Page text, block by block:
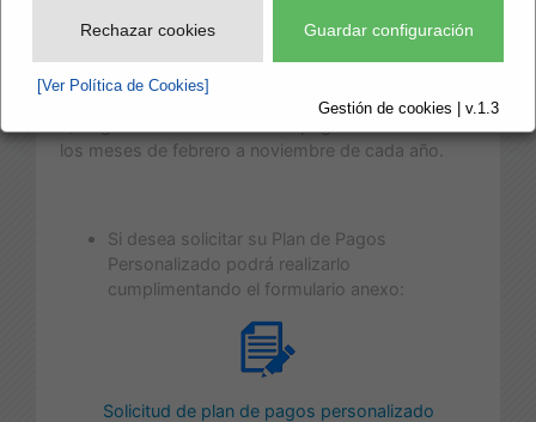
Rechazar cookies Guardar configuración
[Ver Política de Cookies]
Gestión de cookies | v.1.3
los meses de abril, julio y octubre.
los meses de febrero a noviembre de cada año.
Si desea solicitar su Plan de Pagos
Personalizado podrá realizarlo
cumplimentando el formulario anexo:
Solicitud de plan de pagos personalizado